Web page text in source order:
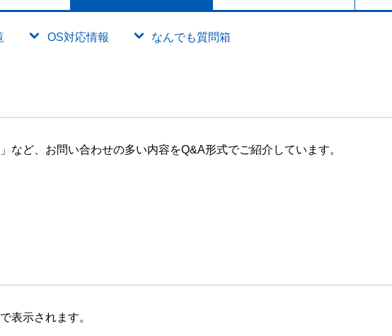
OS対応情報 なんでも質問箱
など、お問い合わせの多い内容をQ&A形式でご紹介しています。
表示されます。